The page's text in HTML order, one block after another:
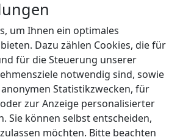
um Ihnen ein optimales
Dazu zählen Cookies, die für
für die Steuerung unserer
notwendig sind, sowie
Statistikzwecken, für
zur Anzeige personalisierter
Sie können selbst entscheiden,
möchten. Bitte beachten